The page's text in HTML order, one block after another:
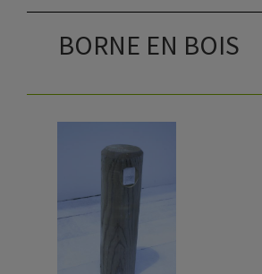
BORNE EN BOIS